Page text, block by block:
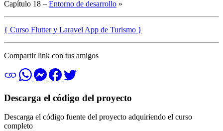
Capítulo 18 – Entorno de desarrollo »
{ Curso Flutter y Laravel App de Turismo }
Compartir link con tus amigos
Descarga el código del proyecto
Descarga el código fuente del proyecto adquiriendo el curso
completo